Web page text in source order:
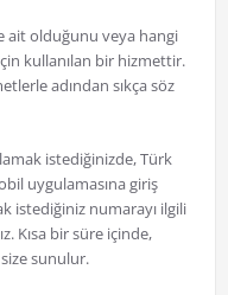
ait olduğunu veya hangi
kullanılan bir hizmettir.
adından sıkça söz
istediğinizde, Türk
uygulamasına giriş
istediğiniz numarayı ilgili
Kısa bir süre içinde,
sunulur.